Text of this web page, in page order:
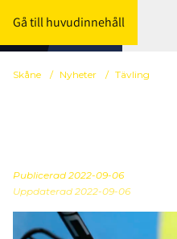
Gå till huvudinnehåll
Skåne / Nyheter / Tävling
Publicerad 2022-09-06
Uppdaterad 2022-09-06